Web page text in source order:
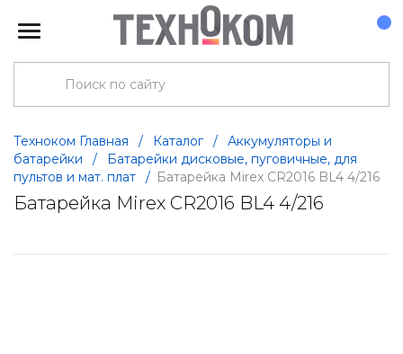
Техноком Главная / Каталог /
Аккумуляторы и
батарейки
/
Батарейки дисковые, пуговичные, для
пультов и мат. плат
/ Батарейка Mirex CR2016 BL4 4/216
Батарейка Mirex CR2016 BL4 4/216